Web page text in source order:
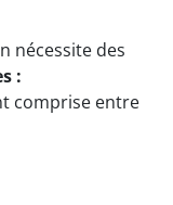
nécessite des
:
comprise entre